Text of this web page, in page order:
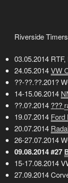
Riverside
03.05.2014
24.05.2014VW
??-??.??.201?
14-15.06.2014
??.0?.2014 ???
19.07.2014 Ford
20.07.2014
26-27.07.2014
09.08.2014 #27
15-17.08.2014
27.09.2014